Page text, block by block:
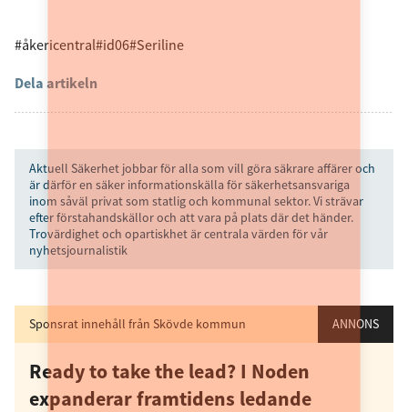
#åkericentral#id06#Seriline
Dela artikeln
Aktuell Säkerhet jobbar för alla som vill göra säkrare affärer och
är därför en säker informationskälla för säkerhetsansvariga
inom såväl privat som statlig och kommunal sektor. Vi strävar
efter förstahandskällor och att vara på plats där det händer.
Trovärdighet och opartiskhet är centrala värden för vår
nyhetsjournalistik
Sponsrat innehåll från Skövde kommun ANNONS
Ready to take the lead? I Noden
expanderar framtidens ledande